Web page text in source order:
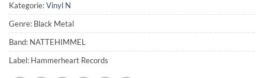
Kategorie:Vinyl N
Genre: Black Metal
Band: NATTEHIMMEL
Label: Hammerheart Records